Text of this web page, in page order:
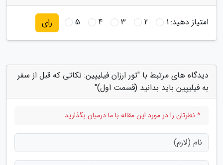
امتیاز دهید:1
2
3
4
5 رای
دیدگاه های مرتبط با "تور ارزان فیلیپین: نکاتی که قبل از سفر
به فیلیپین باید بدانید (قسمت اول)"
* نظرتان را در مورد این مقاله با ما درمیان بگذارید